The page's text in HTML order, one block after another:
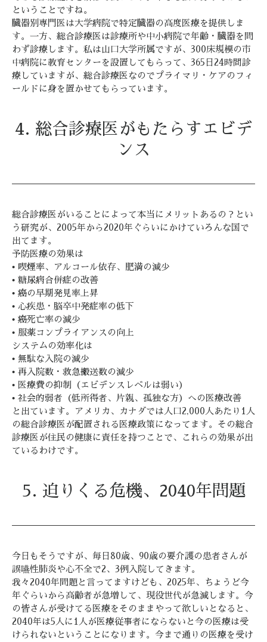
ということですね。
臓器別専門医は大学病院で特定臓器の高度医療を提供しま
す。一方、総合診療医は診療所や中小病院で年齢・臓器を問
わず診療します。私は山口大学所属ですが、300床規模の市
中病院に教育センターを設置してもらって、365日24時間診
療していますが、総合診療医なのでプライマリ・ケアのフィ
ールドに身を置かせてもらっています。
4. 総合診療医がもたらすエビデ
ンス
総合診療医がいることによって本当にメリットあるの？とい
う研究が、2005年から2020年ぐらいにかけていろんな国で
出てます。
予防医療の効果は
• 喫煙率、アルコール依存、肥満の減少
• 糖尿病合併症の改善
• 癌の早期発見率上昇
• 心疾患・脳卒中発症率の低下
• 癌死亡率の減少
• 服薬コンプライアンスの向上
システムの効率化は
• 無駄な入院の減少
• 再入院数・救急搬送数の減少
• 医療費の抑制（エビデンスレベルは弱い）
• 社会的弱者（低所得者、片親、孤独な方）への医療改善
と出ています。アメリカ、カナダでは人口2,000人あたり1人
の総合診療医が配置される医療政策になってます。その総合
診療医が住民の健康に責任を持つことで、これらの効果が出
ているわけです。
5. 迫りくる危機、2040年問題
今日もそうですが、毎日80歳、90歳の要介護の患者さんが
誤嚥性肺炎や心不全で2、3例入院してきます。
我々2040年問題と言ってますけども、2025年、ちょうど今
年ぐらいから高齢者が急増して、現役世代が急減します。今
の皆さんが受けてる医療をそのままやって欲しいとなると、
2040年は5人に1人が医療従事者にならないと今の医療は受
けられないということになります。今まで通りの医療を受け